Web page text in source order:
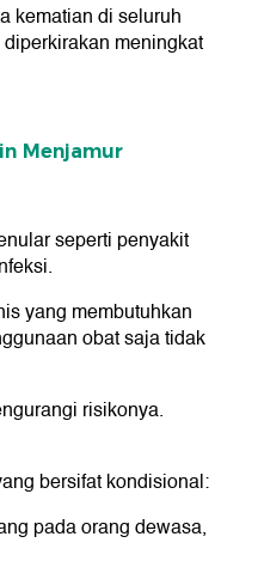
kematian di seluruh
meningkat
Menjamur
seperti penyakit
yang membutuhkan
obat saja tidak
risikonya.
bersifat kondisional:
pada orang dewasa,